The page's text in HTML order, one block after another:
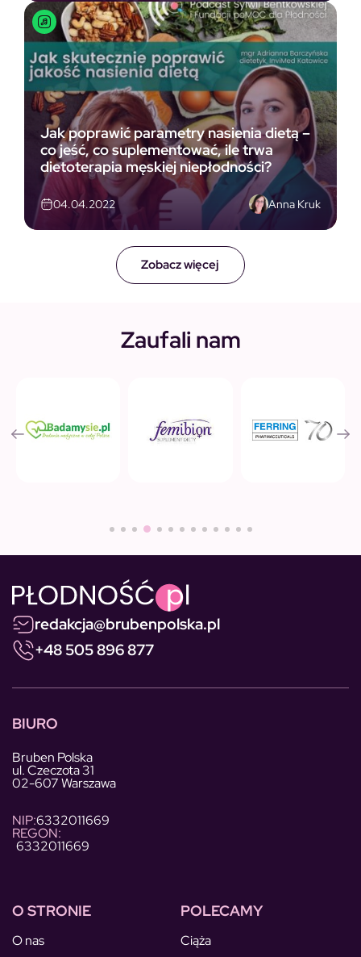
Zobacz więcej
Jak poprawić parametry nasienia dietą –
co jeść, co suplementować, ile trwa
dietoterapia męskiej niepłodności?
04.04.2022 Anna Kruk
Zaufali nam
redakcja@brubenpolska.pl
+48 505 896 877
BIURO
Bruben Polska
ul. Czeczota 31
02-607 Warszawa
NIP:6332011669
REGON:
6332011669
O STRONIE
O nas
POLECAMY
Ciąża